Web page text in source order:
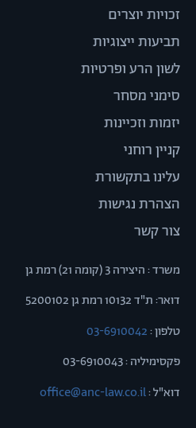
זכויות יוצרים
תביעות ייצוגיות
לשון הרע ופרטיות
סימני מסחר
יזמות וזכיינות
קניין רוחני
עלינו בתקשורת
הצהרת נגישות
צור קשר
משרד : היצירה 3 (קומה 21) רמת גן
דואר: ת"ד 10132 רמת גן 5200102
טלפון :03-6910042
פקסימיליה : 03-6910043
דוא"ל :office@anc-law.co.il